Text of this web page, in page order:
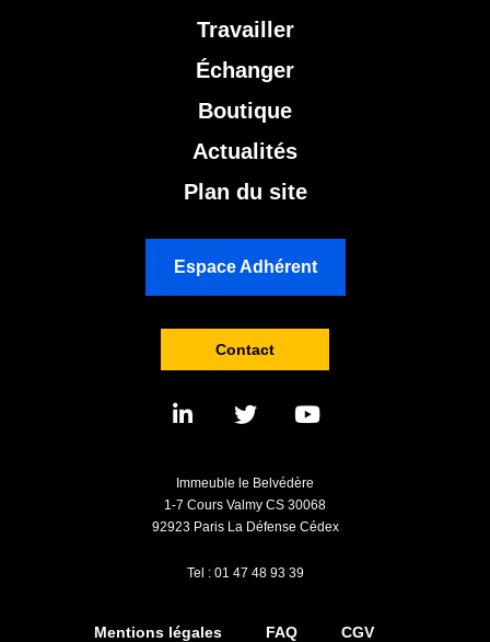
Travailler
Échanger
Boutique
Actualités
Plan du site
Espace Adhérent
Contact
Immeuble le Belvédère
1-7 Cours Valmy CS 30068
92923 Paris La Défense Cédex
Tel : 01 47 48 93 39
Mentions légales FAQ
CGV